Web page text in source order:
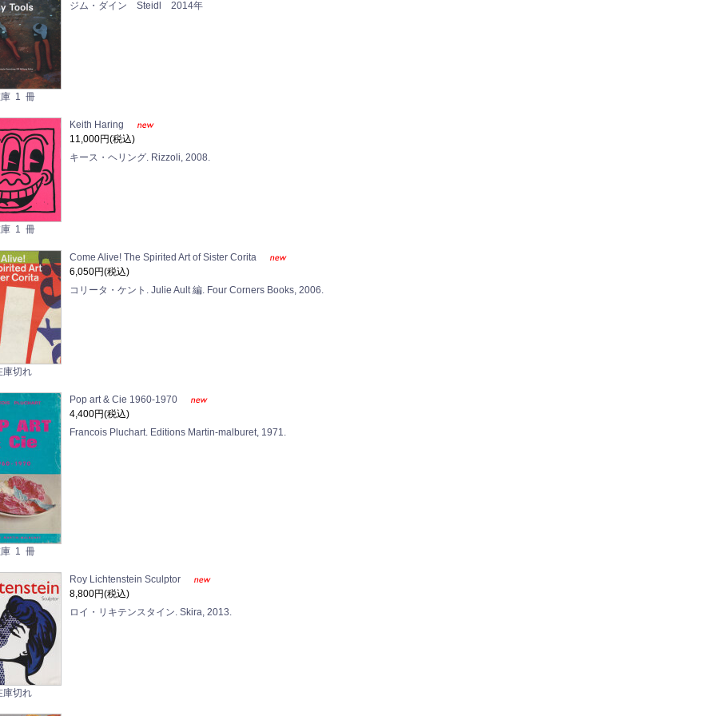
1 冊
ジム・ダイン Steidl 2014年
1 冊
Keith Haring
11,000円(税込)
キース・ヘリング. Rizzoli, 2008.
庫切れ
Come Alive! The Spirited Art of Sister Corita
6,050円(税込)
コリータ・ケント. Julie Ault 編. Four Corners Books, 2006.
1 冊
Pop art & Cie 1960-1970
4,400円(税込)
Francois Pluchart. Editions Martin-malburet, 1971.
庫切れ
Roy Lichtenstein Sculptor
8,800円(税込)
ロイ・リキテンスタイン. Skira, 2013.